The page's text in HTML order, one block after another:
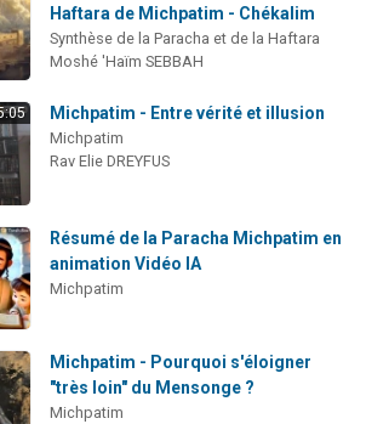
Haftara de Michpatim - Chékalim
Synthèse de la Paracha et de la Haftara
Moshé 'Haïm SEBBAH
Michpatim - Entre vérité et illusion
Michpatim
Rav Elie DREYFUS
Résumé de la Paracha Michpatim en
animation Vidéo IA
Michpatim
Michpatim - Pourquoi s'éloigner
"très loin" du Mensonge ?
Michpatim